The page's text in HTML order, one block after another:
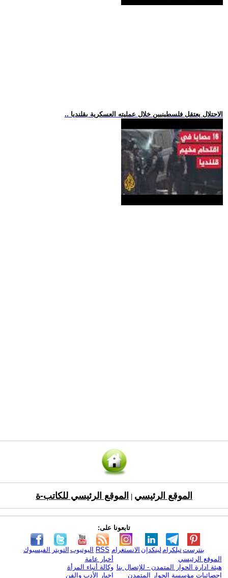
.. الاحتلال يعتقل فلسطينيين خلال عمليته العسكرية بقلنديا
الموقع الرئيسي الموقع الرئيسي للكاتب-ة
تابعونا على:
الفيسبوك التويتر اليوتيوب RSS الانستغرام لينكدإن تيلكرامبنترست
الموقع الرئيسي
هيئة ادارة الحوار المتمدن - للإتصال بنا
إحصائيات مؤسسة الحوار المتمدن
أخبار عامة
وكالة أنباء المرأة
اخبار الأدب والفن